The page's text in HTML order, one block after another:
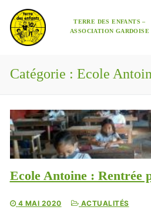
contenu
TERRE DES ENFANTS –
ASSOCIATION GARDOISE
Catégorie : Ecole
Ecole Antoine : Rentrée
4 MAI 2020 ACTUALITÉS